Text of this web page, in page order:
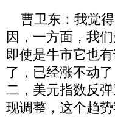
曹卫东：我觉得
因，一方面，我
即使是牛市它也
了，已经涨不动
二，美元指数反
现调整，这个趋